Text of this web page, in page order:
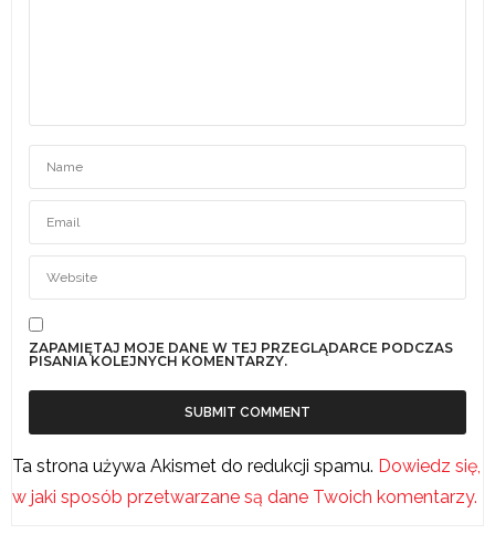
ZAPAMIĘTAJ MOJE DANE W TEJ PRZEGLĄDARCE PODCZAS
PISANIA KOLEJNYCH KOMENTARZY.
Ta strona używa Akismet do redukcji spamu. Dowiedz się,
w jaki sposób przetwarzane są dane Twoich komentarzy.